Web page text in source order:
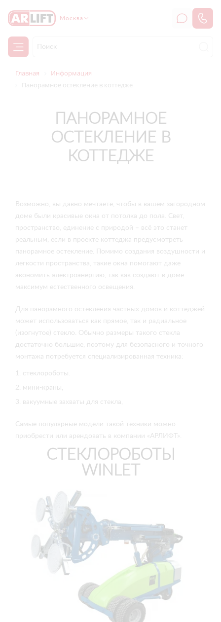
Москва
Главная
Информация
Панорамное остекление в коттедже
ПАНОРАМНОЕ
ОСТЕКЛЕНИЕ В
КОТТЕДЖЕ
Возможно, вы давно мечтаете, чтобы в вашем загородном
доме были красивые окна от потолка до пола. Свет,
пространство, единение с природой – всё это станет
реальным, если в проекте коттеджа предусмотреть
панорамное остекление. Помимо создания воздушности и
легкости пространства, такие окна помогают даже
экономить электроэнергию, так как создают в доме
максимум естественного освещения.
Для панорамного остекления частных домов и коттеджей
может использоваться как прямое, так и радиальное
(изогнутое) стекло. Обычно размеры такого стекла
достаточно большие, поэтому для безопасного и точного
монтажа потребуется специализированная техника:
стеклороботы.
мини-краны,
вакуумные захваты для стекла,
Самые популярные модели такой техники можно
приобрести или арендовать в компании «АРЛИФТ».
СТЕКЛОРОБОТЫ
WINLET